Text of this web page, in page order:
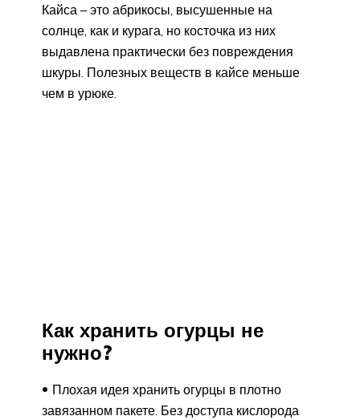
Кайса – это абрикосы, высушенные на
солнце, как и курага, но косточка из них
выдавлена практически без повреждения
шкуры. Полезных веществ в кайсе меньше
чем в урюке.
Как хранить огурцы не
нужно?
Плохая идея хранить огурцы в плотно
завязанном пакете. Без доступа кислорода